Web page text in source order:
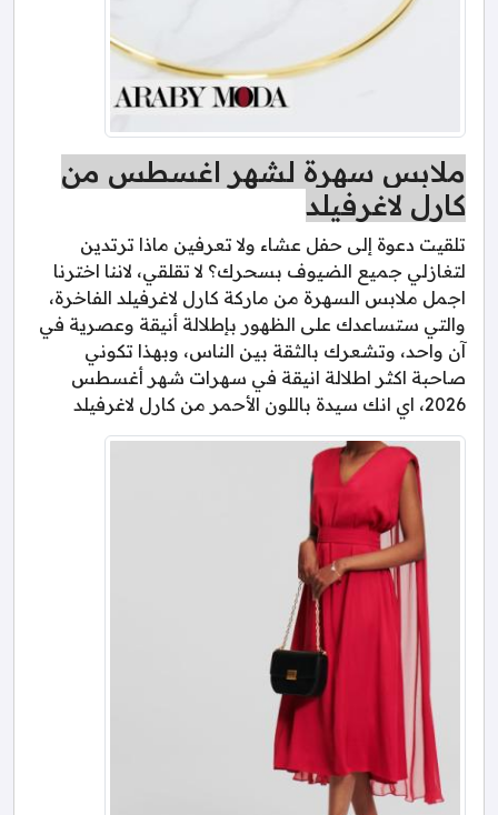
ملابس سهرة لشهر اغسطس من
كارل لاغرفيلد
تلقيت دعوة إلى حفل عشاء ولا تعرفين ماذا ترتدين
لتغازلي جميع الضيوف بسحرك؟ لا تقلقي، لاننا اخترنا
اجمل ملابس السهرة من ماركة كارل لاغرفيلد الفاخرة،
والتي ستساعدك على الظهور بإطلالة أنيقة وعصرية في
آن واحد، وتشعرك بالثقة بين الناس، وبهذا تكوني
صاحبة اكثر اطلالة انيقة في سهرات شهر أغسطس
2026، اي انك سيدة باللون الأحمر من كارل لاغرفيلد